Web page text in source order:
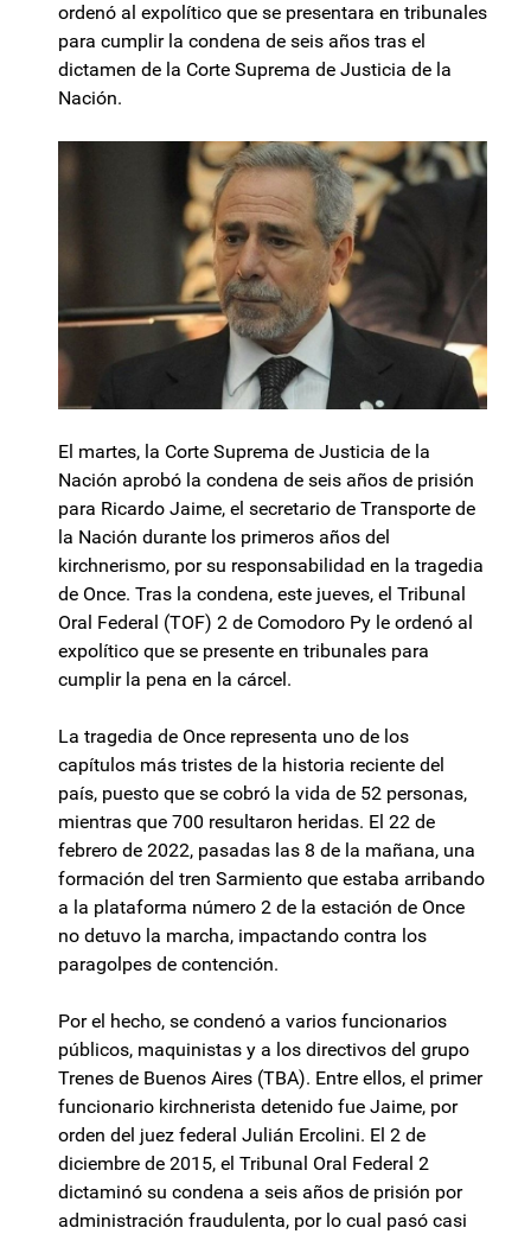
ordenó al expolítico que se presentara en tribunales
para cumplir la condena de seis años tras el
dictamen de la Corte Suprema de Justicia de la
Nación.
El martes, la Corte Suprema de Justicia de la
Nación aprobó la condena de seis años de prisión
para Ricardo Jaime, el secretario de Transporte de
la Nación durante los primeros años del
kirchnerismo, por su responsabilidad en la tragedia
de Once. Tras la condena, este jueves, el Tribunal
Oral Federal (TOF) 2 de Comodoro Py le ordenó al
expolítico que se presente en tribunales para
cumplir la pena en la cárcel.
La tragedia de Once representa uno de los
capítulos más tristes de la historia reciente del
país, puesto que se cobró la vida de 52 personas,
mientras que 700 resultaron heridas. El 22 de
febrero de 2022, pasadas las 8 de la mañana, una
formación del tren Sarmiento que estaba arribando
a la plataforma número 2 de la estación de Once
no detuvo la marcha, impactando contra los
paragolpes de contención.
Por el hecho, se condenó a varios funcionarios
públicos, maquinistas y a los directivos del grupo
Trenes de Buenos Aires (TBA). Entre ellos, el primer
funcionario kirchnerista detenido fue Jaime, por
orden del juez federal Julián Ercolini. El 2 de
diciembre de 2015, el Tribunal Oral Federal 2
dictaminó su condena a seis años de prisión por
administración fraudulenta, por lo cual pasó casi